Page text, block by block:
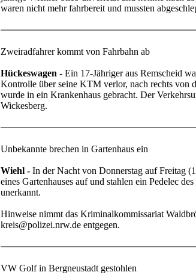
waren nicht mehr fahrbereit und mussten
Zweiradfahrer kommt von Fahrbahn ab
Hückeswagen - Ein 17-Jähriger aus Remscheid
Kontrolle über seine KTM verlor, nach rechts von
wurde in ein Krankenhaus gebracht. Der
Wickesberg.
Unbekannte brechen in Gartenhaus ein
Wiehl - In der Nacht von Donnerstag auf Freitag
eines Gartenhauses auf und stahlen ein Pedelec
unerkannt.
Hinweise nimmt das Kriminalkommissariat
kreis@polizei.nrw.de entgegen.
VW Golf in Bergneustadt gestohlen